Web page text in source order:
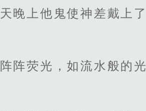
晚上他鬼使神差戴上了
阵荧光，如流水般的光